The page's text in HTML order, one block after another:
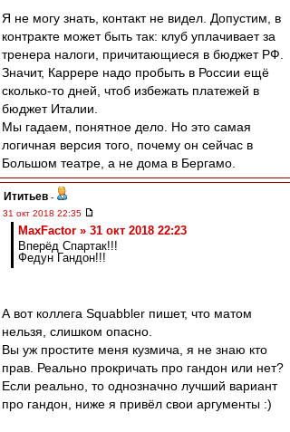
Я не могу знать, контакт не видел. Допустим, в
контракте может быть так: клуб уплачивает за
тренера налоги, причитающиеся в бюджет РФ.
Значит, Каррере надо пробыть в России ещё
сколько-то дней, чтоб избежать платежей в
бюджет Италии.
Мы гадаем, понятное дело. Но это самая
логичная версия того, почему он сейчас в
Большом театре, а не дома в Бергамо.
Ититьев -
31 окт 2018 22:35
MaxFactor » 31 окт 2018 22:23
Вперёд Спартак!!!
Федун Гандон!!!
А вот коллега Squabbler пишет, что матом
нельзя, слишком опасно.
Вы уж простите меня кузмича, я не знаю кто
прав. Реально прокричать про гандон или нет?
Если реально, то однозначно лучший вариант
про гандон, ниже я привёл свои аргументы :)